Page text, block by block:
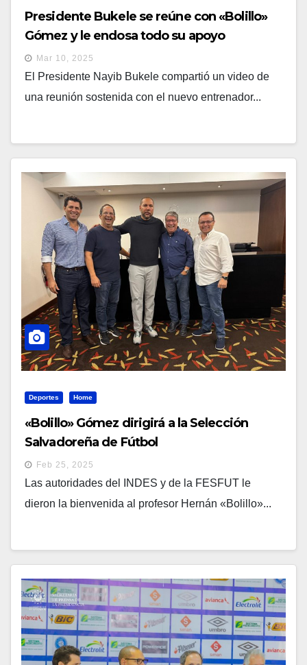
Presidente Bukele se reúne con «Bolillo»
Gómez y le endosa todo su apoyo
Mar 10, 2025
El Presidente Nayib Bukele compartió un video de
una reunión sostenida con el nuevo entrenador...
Deportes Home
«Bolillo» Gómez dirigirá a la Selección
Salvadoreña de Fútbol
Feb 25, 2025
Las autoridades del INDES y de la FESFUT le
dieron la bienvenida al profesor Hernán «Bolillo»...